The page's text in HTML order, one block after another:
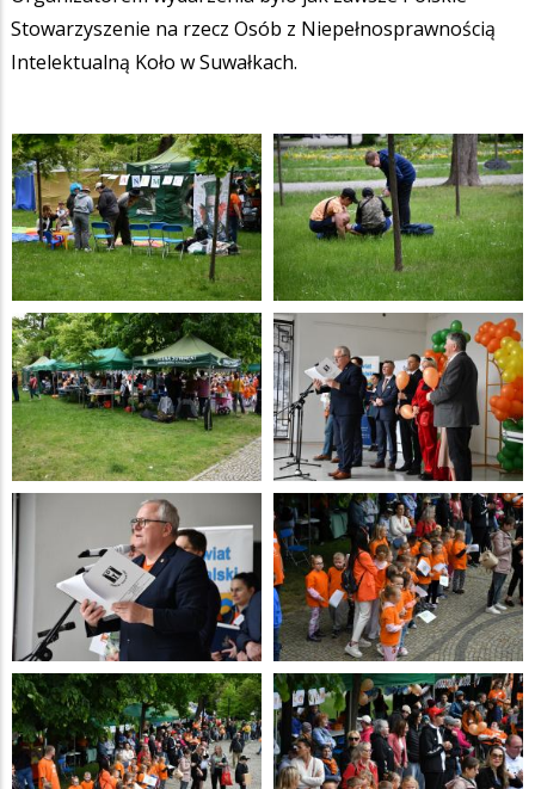
Stowarzyszenie na rzecz Osób z Niepełnosprawnością
Intelektualną Koło w Suwałkach.